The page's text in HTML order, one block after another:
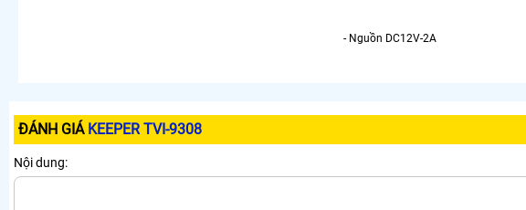
Lắp Camera Nhà Xưởng Giá Rẻ
Lắp Camera Gia Đình Giá Rẻ
Lắp Camera Cửa Hàng Giá Rẻ
- Nguồn DC12V-2A
ĐÁNH GIÁ KEEPER TVI-9308
Nội dung: